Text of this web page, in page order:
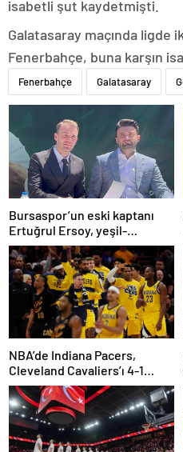
isabetli şut kaydetmişti.
Galatasaray maçında ligde
Fenerbahçe, buna karşın
Fenerbahçe Galatasaray
Bursaspor’un eski kaptanı
Ertuğrul Ersoy, yeşil-
beyazlılara geri döndü
NBA’de Indiana Pacers,
Cleveland Cavaliers’ı 4-1
yenerek konferans finaline
yükseldi